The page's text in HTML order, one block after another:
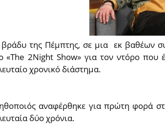
της Πέμπτης, σε μια εκ βαθέων
«The 2Night Show» για τον ντόρο που
χρονικό διάστημα.
αναφέρθηκε για πρώτη φορά
δύο χρόνια.